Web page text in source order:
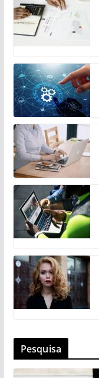
Pesquisa